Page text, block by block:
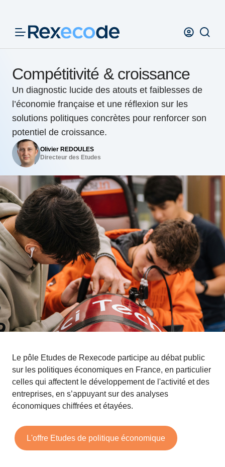
Compétitivité & croissance
Un diagnostic lucide des atouts et faiblesses de
l’économie française et une réflexion sur les
solutions politiques concrètes pour renforcer son
potentiel de croissance.
Olivier REDOULES
Directeur des Etudes
Le pôle Etudes de Rexecode participe au débat public
sur les politiques économiques en France, en particulier
celles qui affectent le développement de l'activité et des
entreprises, en s’appuyant sur des analyses
économiques chiffrées et étayées.
L'offre Etudes de politique économique